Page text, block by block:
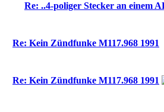
Re: ..4-poliger Stecker an einem
Re: Kein Zündfunke M117.968 1991
Re: Kein Zündfunke M117.968 1991